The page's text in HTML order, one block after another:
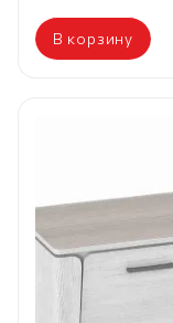
В корзину